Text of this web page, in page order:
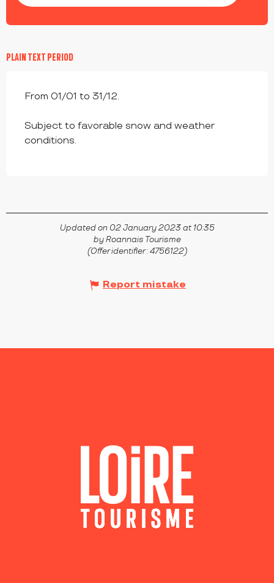
PLAIN TEXT PERIOD
From 01/01 to 31/12.
Subject to favorable snow and weather
conditions.
Updated on 02 January 2023 at 10:35
by Roannais Tourisme
(Offer identifier :4756122)
Report mistake